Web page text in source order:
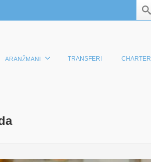
ARANŽMANI TRANSFERI CHARTER